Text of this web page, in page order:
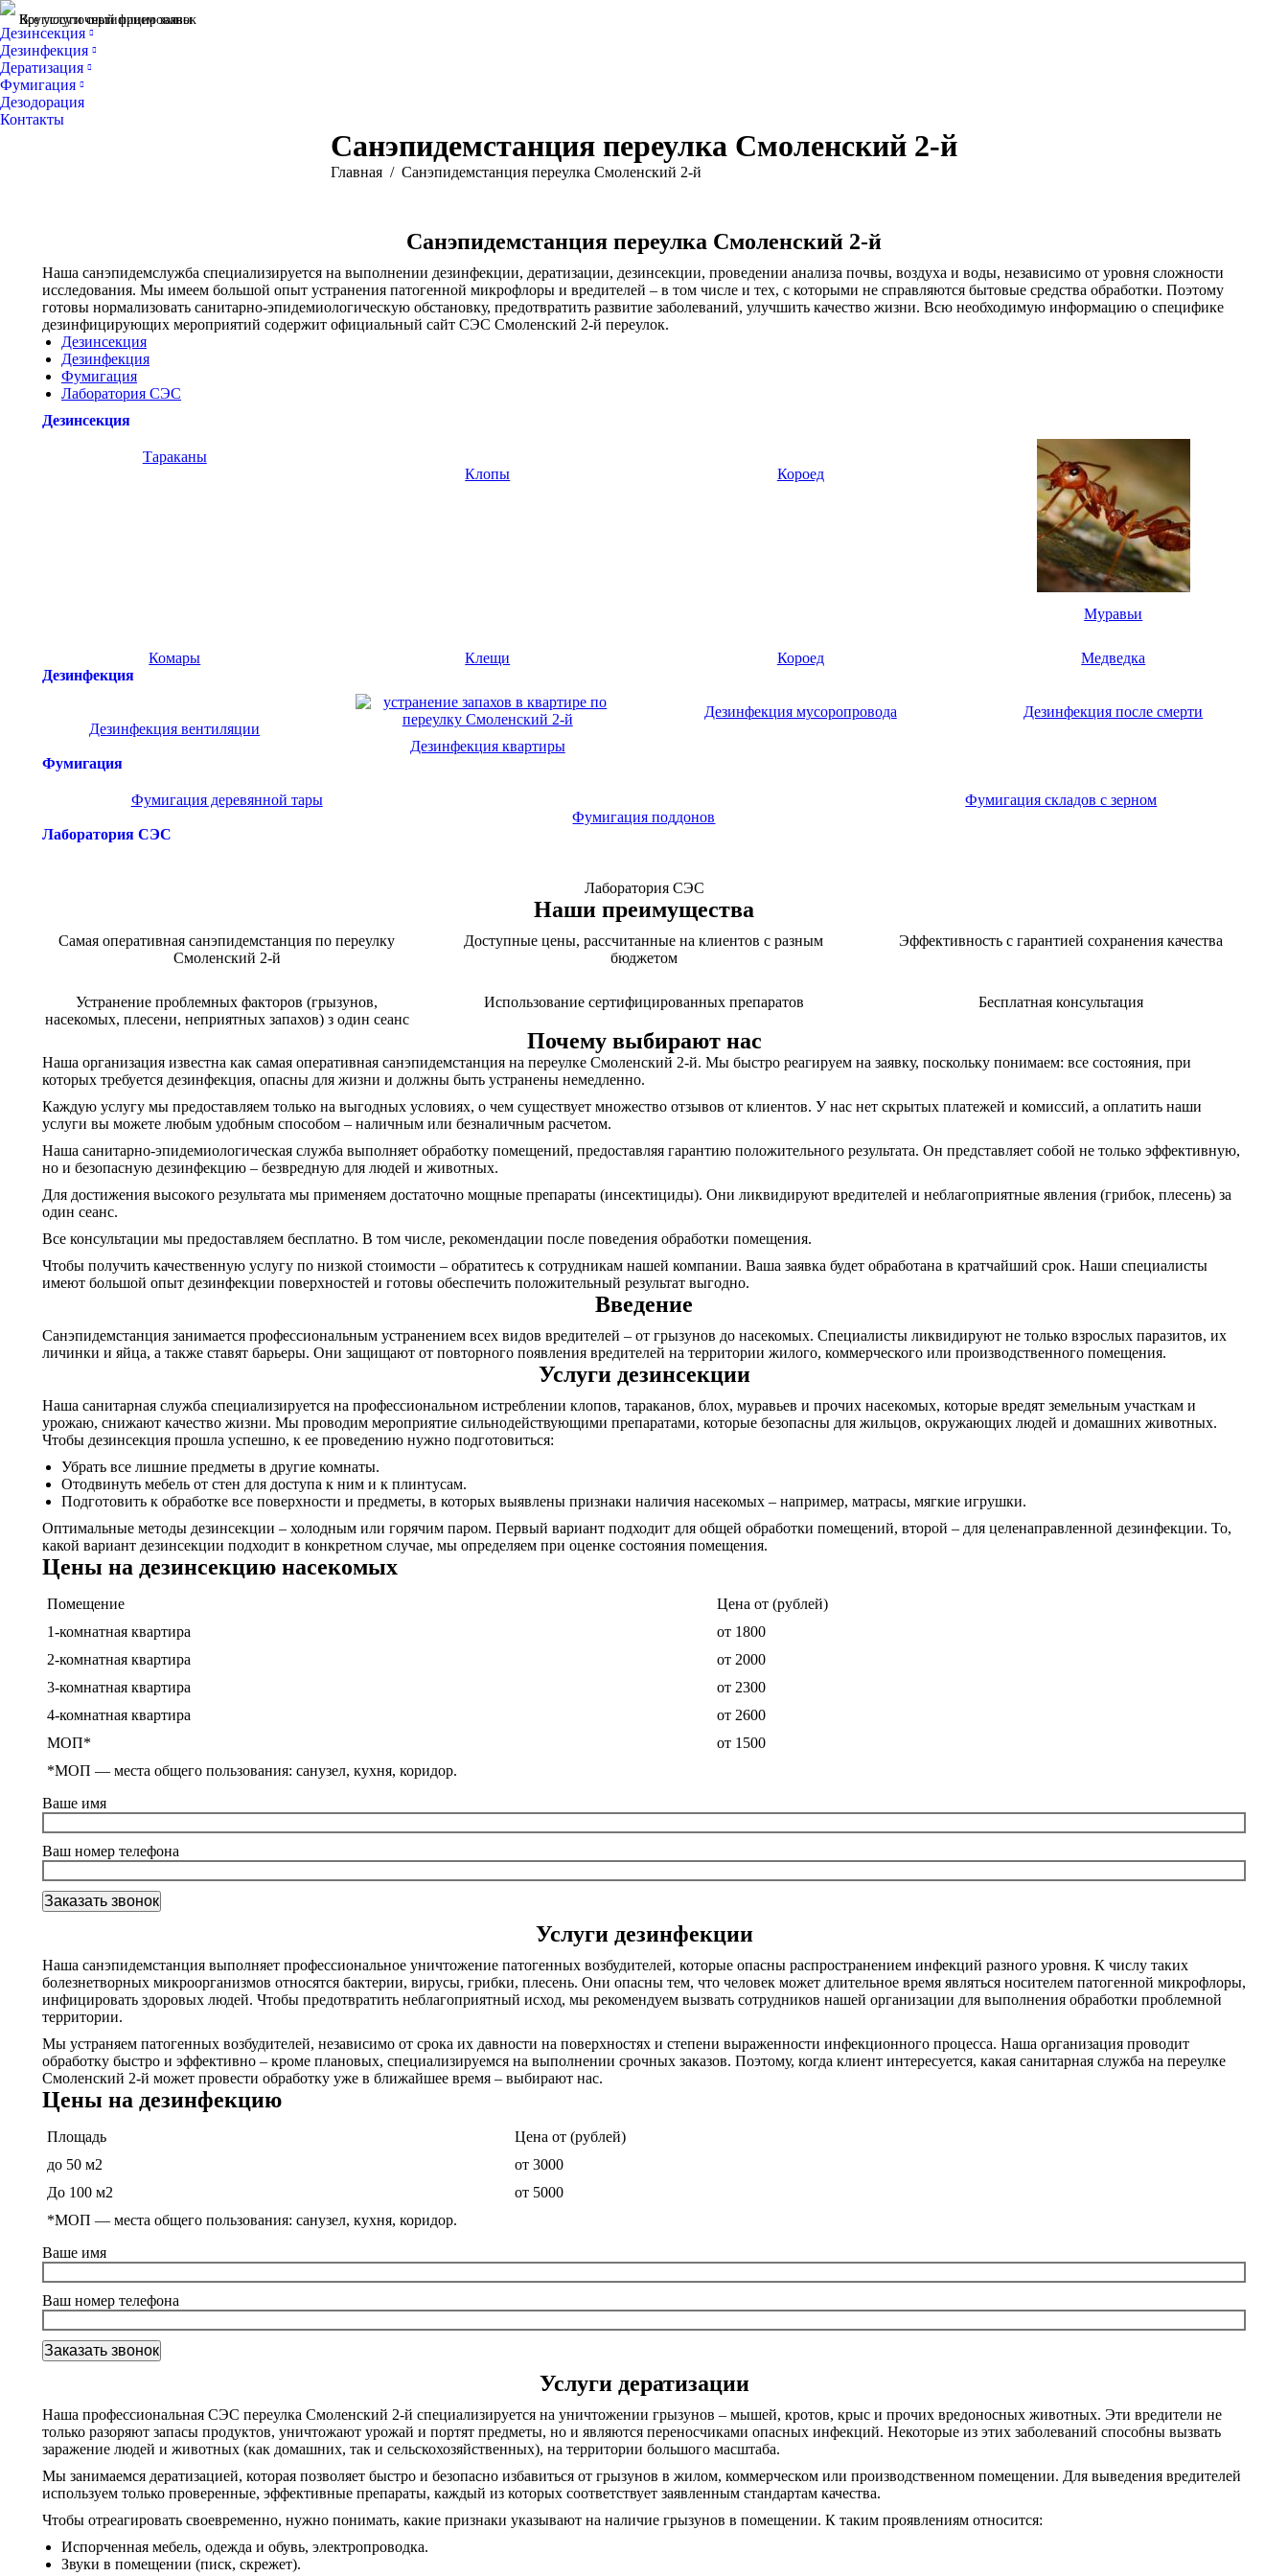
Все услуги сертифицированы
Круглосуточный прием заявок
Дезинсекция
Дезинфекция
Дератизация
Фумигация
Дезодорация
Контакты
Санэпидемстанция переулка Смоленский 2-й
Вы здесь:
Главная Санэпидемстанция переулка Смоленский 2-й
Санэпидемстанция переулка Смоленский 2-й
Наша санэпидемслужба специализируется на выполнении дезинфекции, дератизации, дезинсекции, проведении анализа почвы, воздуха и воды, независимо от уровня сложности
исследования. Мы имеем большой опыт устранения патогенной микрофлоры и вредителей – в том числе и тех, с которыми не справляются бытовые средства обработки. Поэтому
готовы нормализовать санитарно-эпидемиологическую обстановку, предотвратить развитие заболеваний, улучшить качество жизни. Всю необходимую информацию о специфике
дезинфицирующих мероприятий содержит официальный сайт СЭС Смоленский 2-й переулок.
Дезинсекция
Дезинфекция
Фумигация
Лаборатория СЭС
Дезинсекция
Тараканы
Клопы
Короед
Муравьи
Комары Клещи Короед
Медведка
Дезинфекция
Дезинфекция вентиляции
Дезинфекция квартиры
Дезинфекция мусоропровода Дезинфекция после смерти
Фумигация
Фумигация деревянной тары
Фумигация поддонов
Фумигация складов с зерном
Лаборатория СЭС
Лаборатория СЭС
Наши преимущества
Самая оперативная санэпидемстанция по переулку
Смоленский 2-й
Доступные цены, рассчитанные на клиентов с разным
бюджетом
Эффективность с гарантией сохранения качества
Устранение проблемных факторов (грызунов,
насекомых, плесени, неприятных запахов) з один сеанс
Использование сертифицированных препаратов Бесплатная консультация
Почему выбирают нас
Наша организация известна как самая оперативная санэпидемстанция на переулке Смоленский 2-й. Мы быстро реагируем на заявку, поскольку понимаем: все состояния, при
которых требуется дезинфекция, опасны для жизни и должны быть устранены немедленно.
Каждую услугу мы предоставляем только на выгодных условиях, о чем существует множество отзывов от клиентов. У нас нет скрытых платежей и комиссий, а оплатить наши
услуги вы можете любым удобным способом – наличным или безналичным расчетом.
Наша санитарно-эпидемиологическая служба выполняет обработку помещений, предоставляя гарантию положительного результата. Он представляет собой не только эффективную,
но и безопасную дезинфекцию – безвредную для людей и животных.
Для достижения высокого результата мы применяем достаточно мощные препараты (инсектициды). Они ликвидируют вредителей и неблагоприятные явления (грибок, плесень) за
один сеанс.
Все консультации мы предоставляем бесплатно. В том числе, рекомендации после поведения обработки помещения.
Чтобы получить качественную услугу по низкой стоимости – обратитесь к сотрудникам нашей компании. Ваша заявка будет обработана в кратчайший срок. Наши специалисты
имеют большой опыт дезинфекции поверхностей и готовы обеспечить положительный результат выгодно.
Введение
Санэпидемстанция занимается профессиональным устранением всех видов вредителей – от грызунов до насекомых. Специалисты ликвидируют не только взрослых паразитов, их
личинки и яйца, а также ставят барьеры. Они защищают от повторного появления вредителей на территории жилого, коммерческого или производственного помещения.
Услуги дезинсекции
Наша санитарная служба специализируется на профессиональном истреблении клопов, тараканов, блох, муравьев и прочих насекомых, которые вредят земельным участкам и
урожаю, снижают качество жизни. Мы проводим мероприятие сильнодействующими препаратами, которые безопасны для жильцов, окружающих людей и домашних животных.
Чтобы дезинсекция прошла успешно, к ее проведению нужно подготовиться:
Убрать все лишние предметы в другие комнаты.
Отодвинуть мебель от стен для доступа к ним и к плинтусам.
Подготовить к обработке все поверхности и предметы, в которых выявлены признаки наличия насекомых – например, матрасы, мягкие игрушки.
Оптимальные методы дезинсекции – холодным или горячим паром. Первый вариант подходит для общей обработки помещений, второй – для целенаправленной дезинфекции. То,
какой вариант дезинсекции подходит в конкретном случае, мы определяем при оценке состояния помещения.
Цены на дезинсекцию насекомых
Помещение
Цена от (рублей)
1-комнатная квартира
от 1800
2-комнатная квартира
от 2000
3-комнатная квартира
от 2300
4-комнатная квартира
от 2600
МОП*
от 1500
*МОП — места общего пользования: санузел, кухня, коридор.
Ваше имя
Ваш номер телефона
Услуги дезинфекции
Наша санэпидемстанция выполняет профессиональное уничтожение патогенных возбудителей, которые опасны распространением инфекций разного уровня. К числу таких
болезнетворных микроорганизмов относятся бактерии, вирусы, грибки, плесень. Они опасны тем, что человек может длительное время являться носителем патогенной микрофлоры,
инфицировать здоровых людей. Чтобы предотвратить неблагоприятный исход, мы рекомендуем вызвать сотрудников нашей организации для выполнения обработки проблемной
территории.
Мы устраняем патогенных возбудителей, независимо от срока их давности на поверхностях и степени выраженности инфекционного процесса. Наша организация проводит
обработку быстро и эффективно – кроме плановых, специализируемся на выполнении срочных заказов. Поэтому, когда клиент интересуется, какая санитарная служба на переулке
Смоленский 2-й может провести обработку уже в ближайшее время – выбирают нас.
Цены на дезинфекцию
Площадь
Цена от (рублей)
до 50 м2
от 3000
До 100 м2
от 5000
*МОП — места общего пользования: санузел, кухня, коридор.
Ваше имя
Ваш номер телефона
Услуги дератизации
Наша профессиональная СЭС переулка Смоленский 2-й специализируется на уничтожении грызунов – мышей, кротов, крыс и прочих вредоносных животных. Эти вредители не
только разоряют запасы продуктов, уничтожают урожай и портят предметы, но и являются переносчиками опасных инфекций. Некоторые из этих заболеваний способны вызвать
заражение людей и животных (как домашних, так и сельскохозяйственных), на территории большого масштаба.
Мы занимаемся дератизацией, которая позволяет быстро и безопасно избавиться от грызунов в жилом, коммерческом или производственном помещении. Для выведения вредителей
используем только проверенные, эффективные препараты, каждый из которых соответствует заявленным стандартам качества.
Чтобы отреагировать своевременно, нужно понимать, какие признаки указывают на наличие грызунов в помещении. К таким проявлениям относится:
Испорченная мебель, одежда и обувь, электропроводка.
Звуки в помещении (писк, скрежет).